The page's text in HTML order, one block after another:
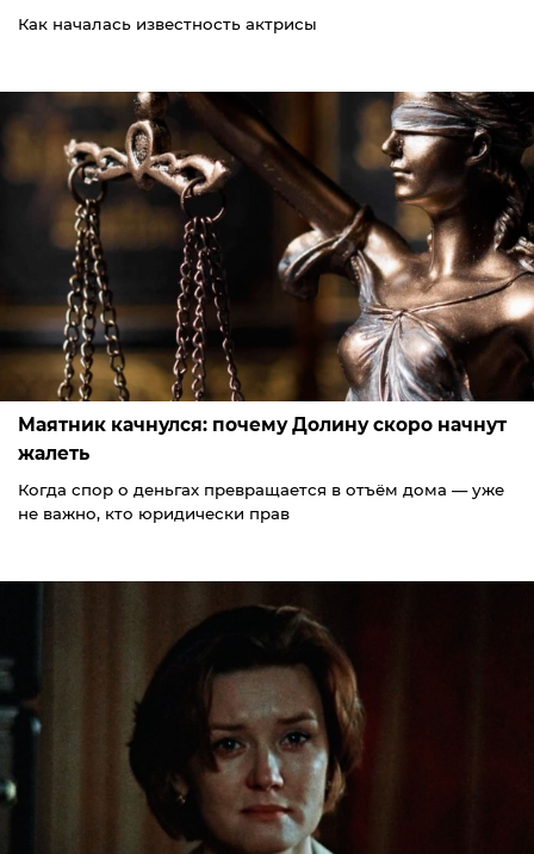
Как началась известность актрисы
Маятник качнулся: почему Долину скоро начнут
жалеть
Когда спор о деньгах превращается в отъём дома — уже
не важно, кто юридически прав